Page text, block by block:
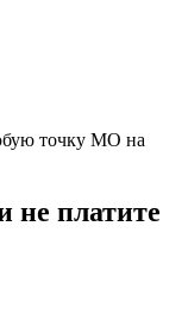
точку МО на
не платите